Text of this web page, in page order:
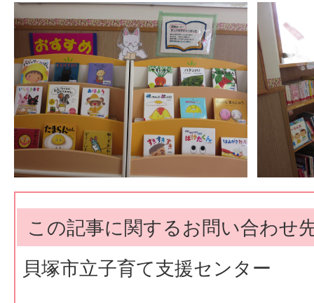
この記事に関するお問い合わせ
貝塚市立子育て支援センター